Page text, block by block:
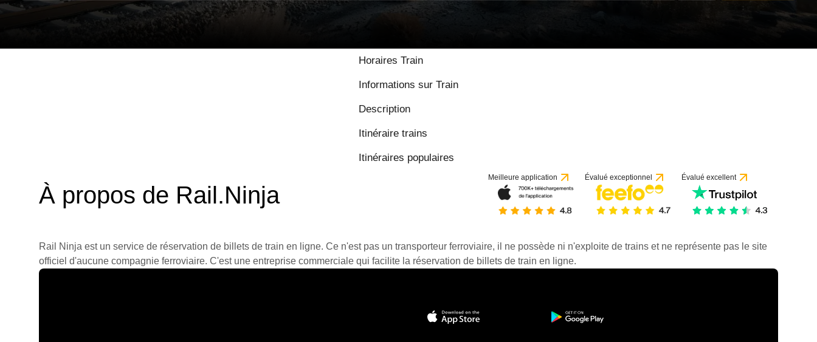
Horaires Train
Informations sur Train
Description
Itinéraire trains
Itinéraires populaires
À propos de Rail.Ninja
Meilleure application Évalué exceptionnel Évalué excellent
Rail Ninja est un service de réservation de billets de train en ligne. Ce n'est pas un transporteur ferroviaire, il ne possède ni n'exploite de trains et ne représente pas le site
officiel d'aucune compagnie ferroviaire. C'est une entreprise commerciale qui facilite la réservation de billets de train en ligne.